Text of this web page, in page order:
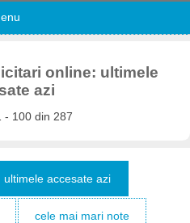
online: ultimele
azi
- 100 din 287
ultimele accesate azi
cele mai mari note